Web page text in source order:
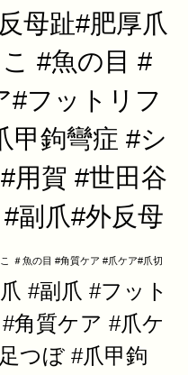
母趾#肥厚爪
#魚の目 #
#フットリフ
甲鉤彎症 #シ
用賀 #世田谷
副爪#外反母
＃魚の目 #角質ケア #爪ケア#爪切
#副爪 #フット
角質ケア #爪ケ
つぼ #爪甲鉤